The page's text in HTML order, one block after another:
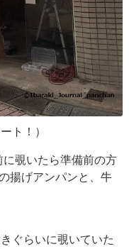
ト！）
覗いたら準備前の方
揚げアンパンと、牛
ぐらいに覗いていた